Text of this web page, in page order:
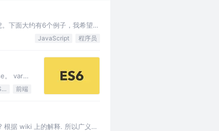
下面大约有6个例子，我希望它
运…
JavaScript 程序员
。 var
ECMAScript 6 前端
根据 wiki 上的解释. 所以广义上